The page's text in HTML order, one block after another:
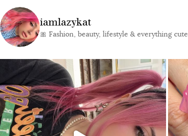
iamlazykat
🎀 Fashion, beauty, lifestyle & everything cute